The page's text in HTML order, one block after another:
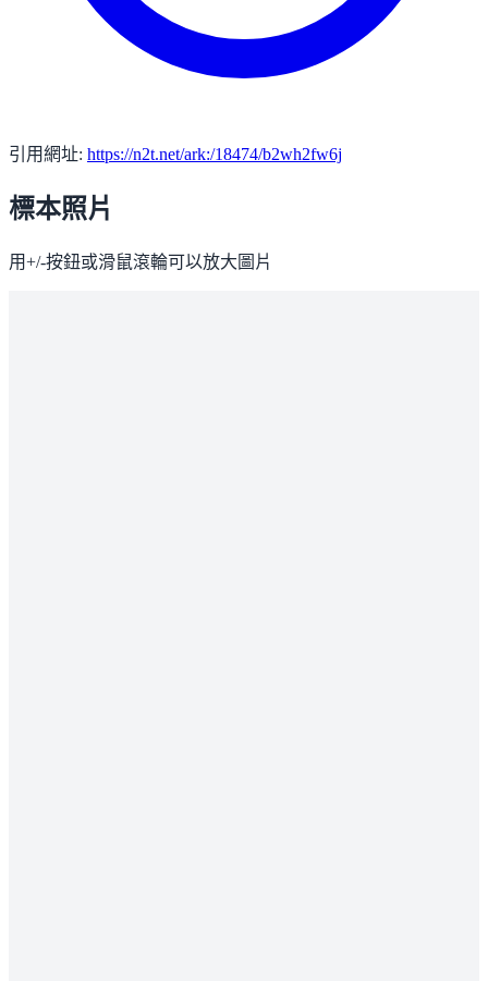
引用網址: https://n2t.net/ark:/18474/b2wh2fw6j
標本照片
用+/-按鈕或滑鼠滾輪可以放大圖片